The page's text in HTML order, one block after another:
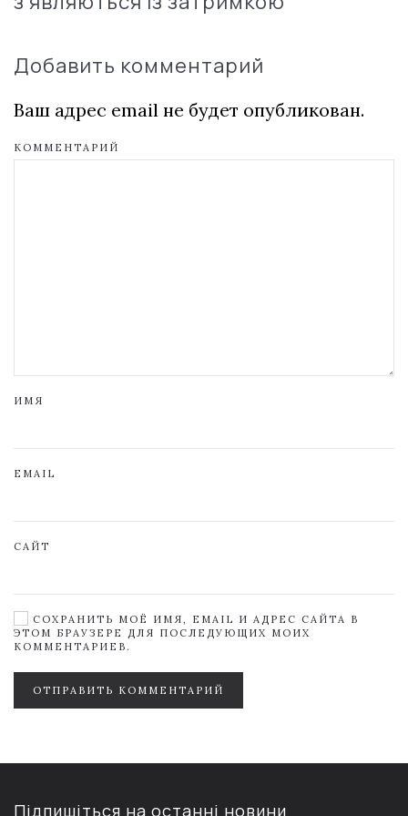
Добавить комментарий
Ваш адрес email не будет опубликован.
КОММЕНТАРИЙ
ИМЯ
EMAIL
САЙТ
СОХРАНИТЬ МОЁ ИМЯ, EMAIL И АДРЕС САЙТА В
ЭТОМ БРАУЗЕРЕ ДЛЯ ПОСЛЕДУЮЩИХ МОИХ
КОММЕНТАРИЕВ.
ОТПРАВИТЬ КОММЕНТАРИЙ
Підпишіться на останні новини